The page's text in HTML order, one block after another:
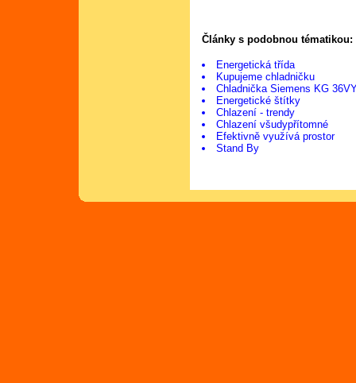
Články s podobnou tématikou:
Energetická třída
Kupujeme chladničku
Chladnička Siemens KG
Energetické štítky
Chlazení - trendy
Chlazení všudypřítomné
Efektivně využívá prostor
Stand By